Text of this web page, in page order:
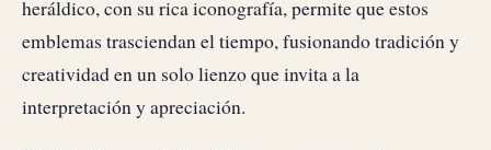
heráldico, con su rica iconografía, permite que estos
emblemas trasciendan el tiempo, fusionando tradición y
creatividad en un solo lienzo que invita a la
interpretación y apreciación.